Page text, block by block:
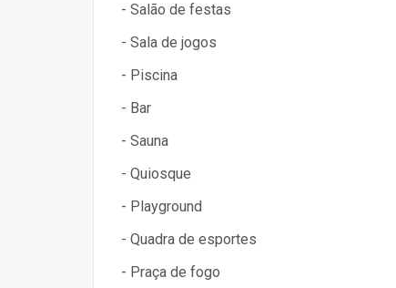
- Salão de festas
- Sala de jogos
- Piscina
- Bar
- Sauna
- Quiosque
- Playground
- Quadra de esportes
- Praça de fogo